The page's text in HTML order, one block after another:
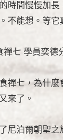
時間慢慢加
不能想。等
七 學員奕德
禪七，為什
來了。
尼泊爾朝聖